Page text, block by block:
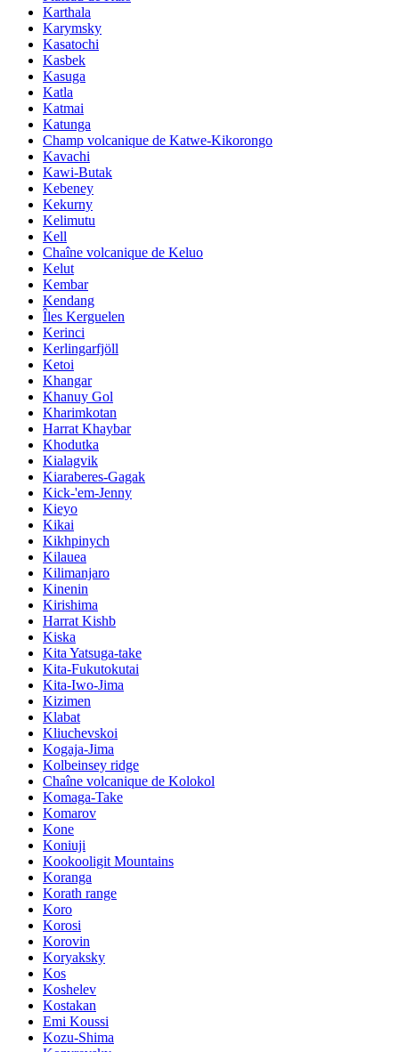
Karthala
Karymsky
Kasatochi
Kasbek
Kasuga
Katla
Katmai
Katunga
Champ volcanique de Katwe-Kikorongo
Kavachi
Kawi-Butak
Kebeney
Kekurny
Kelimutu
Kell
Chaîne volcanique de Keluo
Kelut
Kembar
Kendang
Îles Kerguelen
Kerinci
Kerlingarfjöll
Ketoi
Khangar
Khanuy Gol
Kharimkotan
Harrat Khaybar
Khodutka
Kialagvik
Kiaraberes-Gagak
Kick-'em-Jenny
Kieyo
Kikai
Kikhpinych
Kilauea
Kilimanjaro
Kinenin
Kirishima
Harrat Kishb
Kiska
Kita Yatsuga-take
Kita-Fukutokutai
Kita-Iwo-Jima
Kizimen
Klabat
Kliuchevskoi
Kogaja-Jima
Kolbeinsey ridge
Chaîne volcanique de Kolokol
Komaga-Take
Komarov
Kone
Koniuji
Kookooligit Mountains
Koranga
Korath range
Koro
Korosi
Korovin
Koryaksky
Kos
Koshelev
Kostakan
Emi Koussi
Kozu-Shima